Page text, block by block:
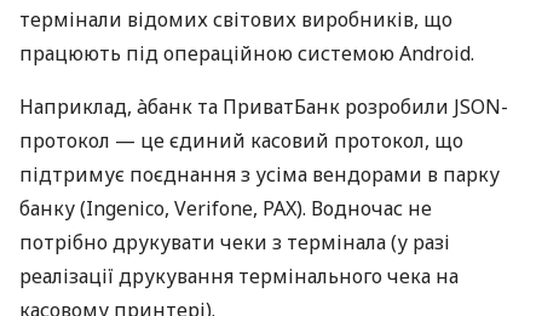
термінали відомих світових виробників, що
працюють під операційною системою Android.
Наприклад, àбанк та ПриватБанк розробили JSON-
протокол — це єдиний касовий протокол, що
підтримує поєднання з усіма вендорами в парку
банку (Ingenico, Verifone, PAX). Водночас не
потрібно друкувати чеки з термінала (у разі
реалізації друкування термінального чека на
касовому принтері).